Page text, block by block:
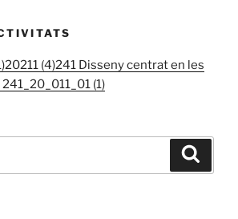
20211 (4)241 Disseny centrat en les
(1)